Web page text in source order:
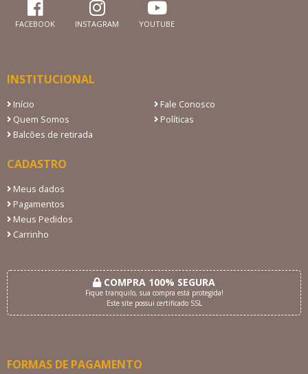
FACEBOOK INSTAGRAM YOUTUBE
INSTITUCIONAL
Início
Fale Conosco
Quem Somos
Políticas
Balcões de retirada
CADASTRO
Meus dados
Pagamentos
Meus Pedidos
Carrinho
COMPRA 100% SEGURA
Fique tranquilo, sua compra está protegida!
Este site possui certificado SSL
FORMAS DE PAGAMENTO